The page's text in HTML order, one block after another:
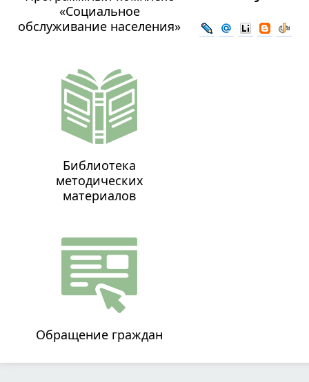
«Социальное
обслуживание населения»
Библиотека
методических
материалов
Обращение граждан